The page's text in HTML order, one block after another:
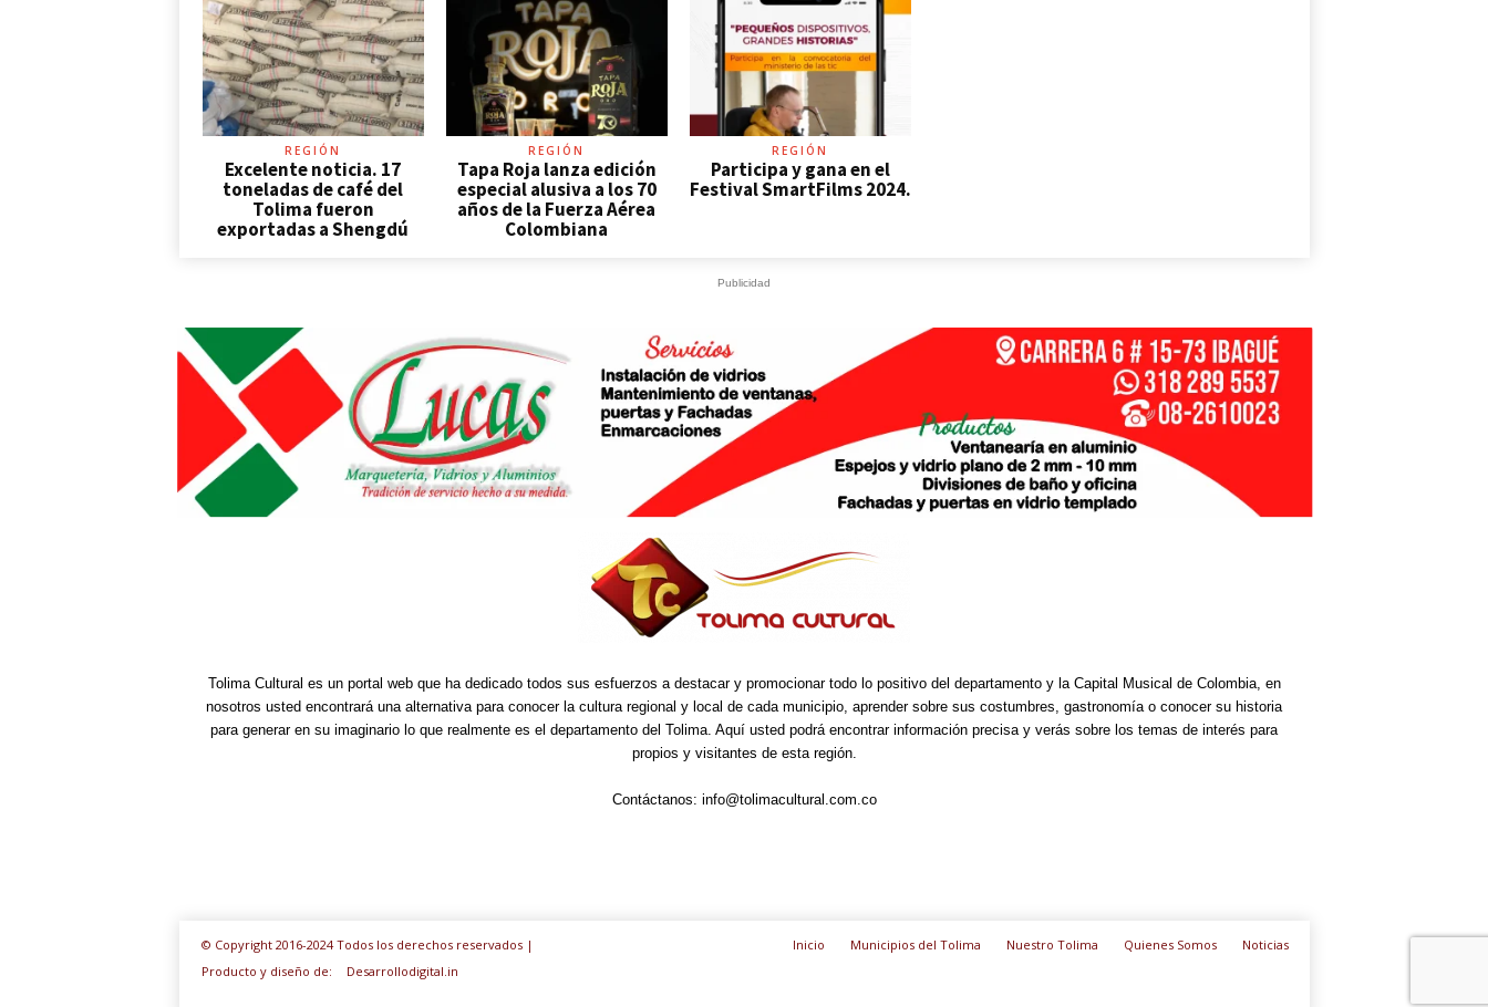
REGIÓN
Excelente noticia. 17
toneladas de café del
Tolima fueron
exportadas a Shengdú
REGIÓN
Tapa Roja lanza edición
especial alusiva a los 70
años de la Fuerza Aérea
Colombiana
REGIÓN
Participa y gana en el
Festival SmartFilms 2024.
Publicidad
Tolima Cultural es un portal web que ha dedicado todos sus esfuerzos a destacar y promocionar todo lo positivo del departamento y la Capital Musical de Colombia, en
nosotros usted encontrará una alternativa para conocer la cultura regional y local de cada municipio, aprender sobre sus costumbres, gastronomía o conocer su historia
para generar en su imaginario lo que realmente es el departamento del Tolima. Aquí usted podrá encontrar información precisa y verás sobre los temas de interés para
propios y visitantes de esta región.
Contáctanos: info@tolimacultural.com.co
Inicio Municipios del Tolima Nuestro Tolima Quienes Somos Noticias
© Copyright 2016-2024 Todos los derechos reservados |
Producto y diseño de:
Desarrollodigital.in